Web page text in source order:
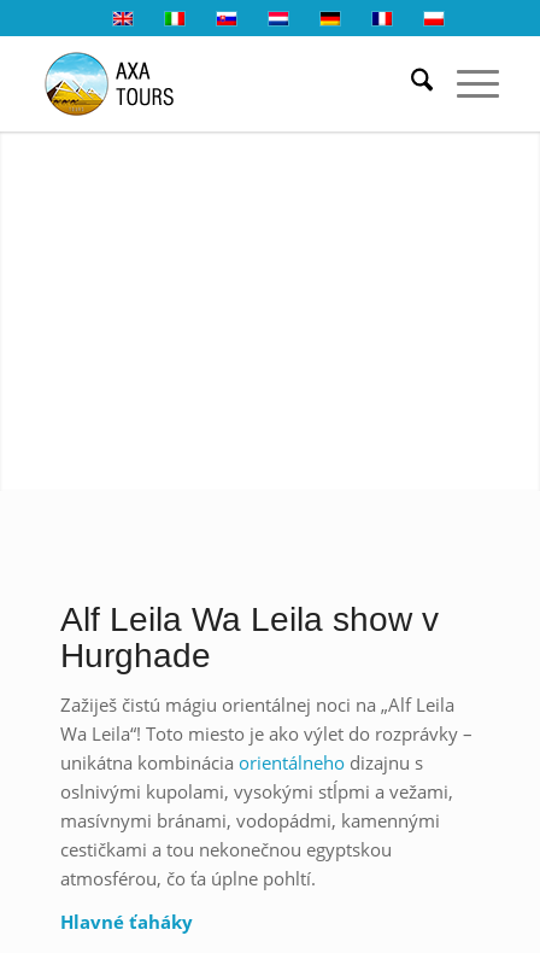
Alf Leila Wa Leila show v
Hurghade
Zažiješ čistú mágiu orientálnej noci na „Alf Leila
Wa Leila“! Toto miesto je ako výlet do rozprávky –
unikátna kombinácia orientálneho dizajnu s
oslnivými kupolami, vysokými stĺpmi a vežami,
masívnymi bránami, vodopádmi, kamennými
cestičkami a tou nekonečnou egyptskou
atmosférou, čo ťa úplne pohltí.
Hlavné ťaháky